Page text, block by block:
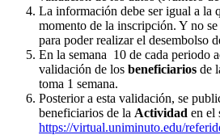
La información debe ser igual a la
momento de la inscripción. Y no
para poder realizar el desembolso
En la semana 10 de cada periodo
validación de los beneficiarios de
toma 1 semana.
Posterior a esta validación, se
beneficiarios de la Actividad en el
https://virtual.uniminuto.edu/